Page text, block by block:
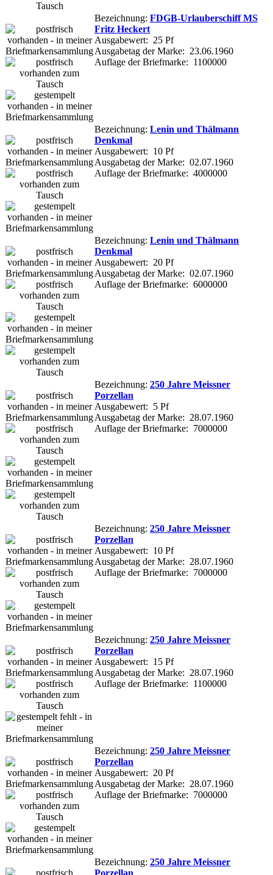
Bezeichnung: FDGB-Urlauberschiff MS
Fritz Heckert
Ausgabewert: 25 Pf
Ausgabetag der Marke: 23.06.1960
Auflage der Briefmarke: 1100000
Bezeichnung: Lenin und Thälmann
Denkmal
Ausgabewert: 10 Pf
Ausgabetag der Marke: 02.07.1960
Auflage der Briefmarke: 4000000
Bezeichnung: Lenin und Thälmann
Denkmal
Ausgabewert: 20 Pf
Ausgabetag der Marke: 02.07.1960
Auflage der Briefmarke: 6000000
Bezeichnung: 250 Jahre Meissner
Porzellan
Ausgabewert: 5 Pf
Ausgabetag der Marke: 28.07.1960
Auflage der Briefmarke: 7000000
Bezeichnung: 250 Jahre Meissner
Porzellan
Ausgabewert: 10 Pf
Ausgabetag der Marke: 28.07.1960
Auflage der Briefmarke: 7000000
Bezeichnung: 250 Jahre Meissner
Porzellan
Ausgabewert: 15 Pf
Ausgabetag der Marke: 28.07.1960
Auflage der Briefmarke: 1100000
Bezeichnung: 250 Jahre Meissner
Porzellan
Ausgabewert: 20 Pf
Ausgabetag der Marke: 28.07.1960
Auflage der Briefmarke: 7000000
Bezeichnung: 250 Jahre Meissner
Porzellan